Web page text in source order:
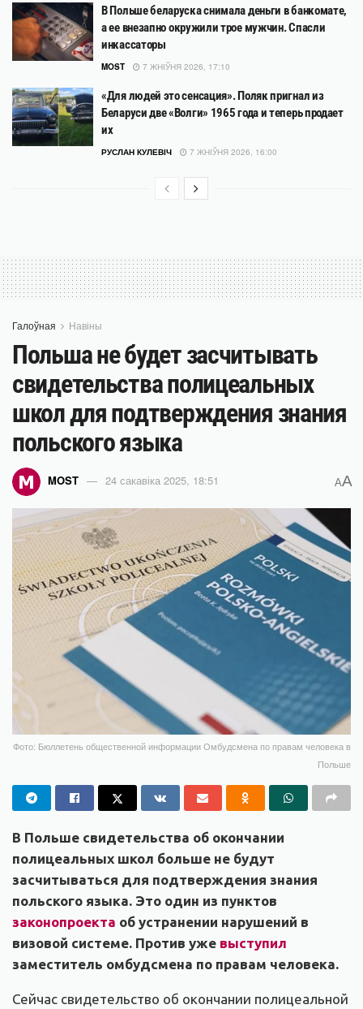
В Польше беларуска снимала деньги в банкомате,
а ее внезапно окружили трое мужчин. Спасли
инкассаторы
MOST 7 ЖНІЎНЯ 2026, 17:10
«Для людей это сенсация». Поляк пригнал из
Беларуси две «Волги» 1965 года и теперь продает
их
РУСЛАН КУЛЕВІЧ 7 ЖНІЎНЯ 2026, 16:00
Галоўная Навіны
Польша не будет засчитывать
свидетельства полицеальных
школ для подтверждения знания
польского языка
MOST 24 сакавіка 2025, 18:51 AA
Фото: Бюллетень общественной информации Омбудсмена по правам человека в
Польше
В Польше свидетельства об окончании
полицеальных школ больше не будут
засчитываться для подтверждения знания
польского языка. Это один из пунктов
законопроекта об устранении нарушений в
визовой системе. Против уже выступил
заместитель омбудсмена по правам человека.
Сейчас свидетельство об окончании полицеальной